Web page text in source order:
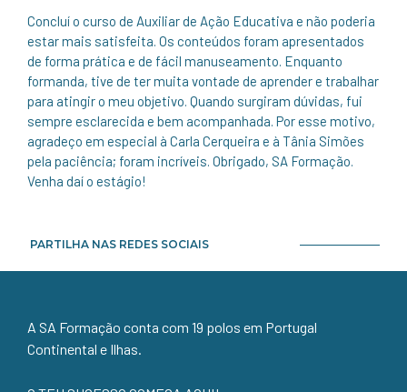
Concluí o curso de Auxiliar de Ação Educativa e não poderia
estar mais satisfeita. Os conteúdos foram apresentados
de forma prática e de fácil manuseamento. Enquanto
formanda, tive de ter muita vontade de aprender e trabalhar
para atingir o meu objetivo. Quando surgiram dúvidas, fui
sempre esclarecida e bem acompanhada. Por esse motivo,
agradeço em especial à Carla Cerqueira e à Tânia Simões
pela paciência; foram incríveis. Obrigado, SA Formação.
Venha daí o estágio!
PARTILHA NAS REDES SOCIAIS
A SA Formação conta com 19 polos em Portugal
Continental e Ilhas.